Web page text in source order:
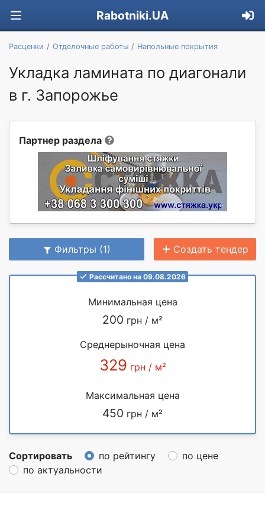
Rabotniki.UA
Расценки Отделочные работы Напольные покрытия
Укладка ламината по диагонали
в г. Запорожье
Партнер раздела
Фильтры (1) Создать тендер
Рассчитано на 09.08.2026
Минимальная цена
200 грн / м²
Среднерыночная цена
329 грн / м²
Максимальная цена
450 грн / м²
Сортировать по рейтингу
по цене
по актуальности